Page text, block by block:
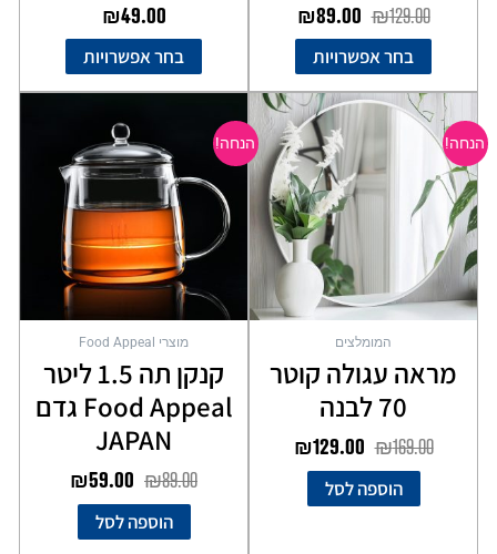
₪129.00
₪89.00
בחר אפשרויות
₪49.00
בחר אפשרויות
הנחה!
המומלצים
מראה עגולה קוטר
70 לבנה
₪169.00
המחיר
המקורי
היה:
₪169.00.
₪129.00
המחיר
הנוכחי
הוא:
₪129.00.
הוספה לסל
הנחה!
מוצרי Food Appeal
קנקן תה 1.5 ליטר
Food Appeal גדם
JAPAN
₪89.00
המקורי
היה:
₪89.00.
₪59.00
₪59.00.
הוספה לסל